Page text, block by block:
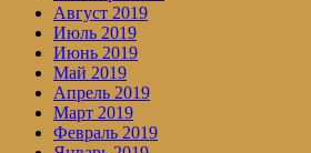
Август 2019
Июль 2019
Июнь 2019
Май 2019
Апрель 2019
Март 2019
Февраль 2019